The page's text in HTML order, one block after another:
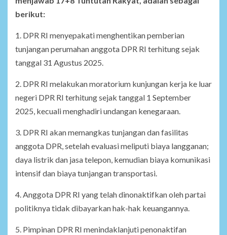
berikut:
1. DPR RI menyepakati menghentikan pemberian
tunjangan perumahan anggota DPR RI terhitung sejak
tanggal 31 Agustus 2025.
2. DPR RI melakukan moratorium kunjungan kerja ke luar
negeri DPR RI terhitung sejak tanggal 1 September
2025, kecuali menghadiri undangan kenegaraan.
3. DPR RI akan memangkas tunjangan dan fasilitas
anggota DPR, setelah evaluasi meliputi biaya langganan;
daya listrik dan jasa telepon, kemudian biaya komunikasi
intensif dan biaya tunjangan transportasi.
4. Anggota DPR RI yang telah dinonaktifkan oleh partai
politiknya tidak dibayarkan hak-hak keuangannya.
5. Pimpinan DPR RI menindaklanjuti penonaktifan